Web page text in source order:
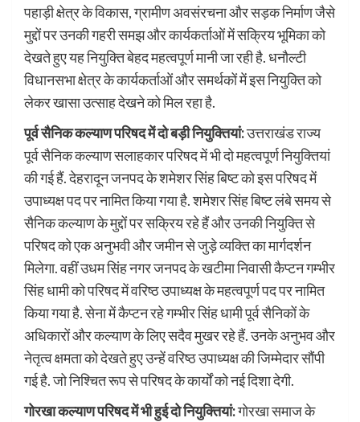
पहाड़ी क्षेत्र के विकास, ग्रामीण अवसंरचना और सड़क निर्माण जैसे
मुद्दों पर उनकी गहरी समझ और कार्यकर्ताओं में सक्रिय भूमिका को
देखते हुए यह नियुक्ति बेहद महत्वपूर्ण मानी जा रही है. धनौल्टी
विधानसभा क्षेत्र के कार्यकर्ताओं और समर्थकों में इस नियुक्ति को
लेकर खासा उत्साह देखने को मिल रहा है.
पूर्व सैनिक कल्याण परिषद में दो बड़ी नियुक्तियां:उत्तराखंड राज्य
पूर्व सैनिक कल्याण सलाहकार परिषद में भी दो महत्वपूर्ण नियुक्तियां
की गई हैं. देहरादून जनपद के शमेशर सिंह बिष्ट को इस परिषद में
उपाध्यक्ष पद पर नामित किया गया है. शमेशर सिंह बिष्ट लंबे समय से
सैनिक कल्याण के मुद्दों पर सक्रिय रहे हैं और उनकी नियुक्ति से
परिषद को एक अनुभवी और जमीन से जुड़े व्यक्ति का मार्गदर्शन
मिलेगा. वहीं उधम सिंह नगर जनपद के खटीमा निवासी कैप्टन गम्भीर
सिंह धामी को परिषद में वरिष्ठ उपाध्यक्ष के महत्वपूर्ण पद पर नामित
किया गया है. सेना में कैप्टन रहे गम्भीर सिंह धामी पूर्व सैनिकों के
अधिकारों और कल्याण के लिए सदैव मुखर रहे हैं. उनके अनुभव और
नेतृत्व क्षमता को देखते हुए उन्हें वरिष्ठ उपाध्यक्ष की जिम्मेदार सौंपी
गई है. जो निश्चित रूप से परिषद के कार्यों को नई दिशा देगी.
गोरखा कल्याण परिषद में भी हुई दो नियुक्तियां:गोरखा समाज के